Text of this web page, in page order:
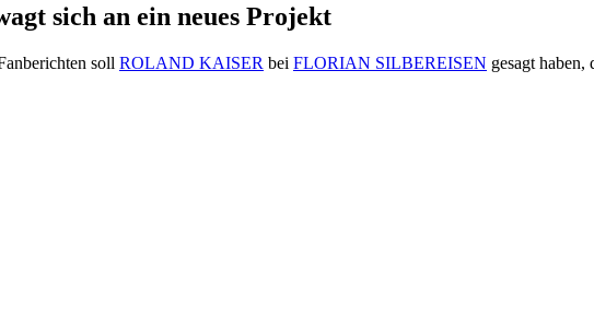
sich an ein neues Projekt
soll ROLAND KAISER bei FLORIAN SILBEREISEN gesagt